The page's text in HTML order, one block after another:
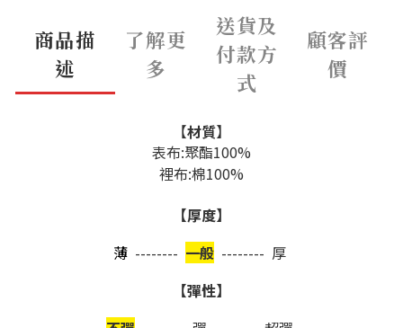
商品描
述
了解更
多
送貨及
付款方
式
顧客評
價
【材質】
表布:聚酯100%
裡布:棉100%
【厚度】
薄 -------- 一般 -------- 厚
【彈性】